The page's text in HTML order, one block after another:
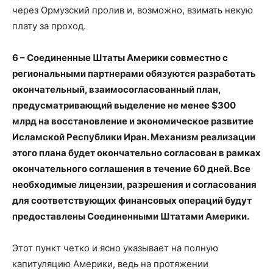
через Ормузский пролив и, возможно, взимать некую
плату за проход.
6 – Соединенные Штаты Америки совместно с
региональными партнерами обязуются разработать
окончательный, взаимосогласованный план,
предусматривающий выделение не менее $300
млрд на восстановление и экономическое развитие
Исламской Республики Иран. Механизм реализации
этого плана будет окончательно согласован в рамках
окончательного соглашения в течение 60 дней. Все
необходимые лицензии, разрешения и согласования
для соответствующих финансовых операций будут
предоставлены Соединенными Штатами Америки.
Этот пункт четко и ясно указывает на полную
капитуляцию Америки, ведь на протяжении